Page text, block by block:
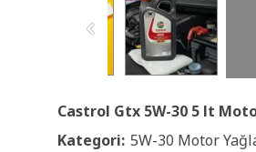
Castrol Gtx 5W-30 5 lt
Kategori: 5W-30 Motor